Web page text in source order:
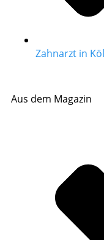
Zahnarzt in
Aus dem Magazin